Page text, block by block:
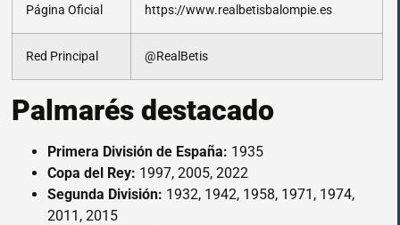
Página Oficial https://www.realbetisbalompie.es
Red Principal @RealBetis
Palmarés destacado
Primera División de España: 1935
Copa del Rey: 1997, 2005, 2022
Segunda División: 1932, 1942, 1958, 1971, 1974,
2011, 2015